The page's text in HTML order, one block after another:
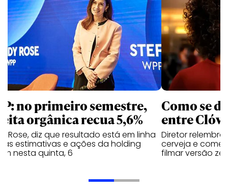
no primeiro semestre,
orgânica recua 5,6%
Rose, diz que resultado está em linha
as estimativas e ações da holding
nesta quinta, 6
Como se
entre
Diretor
cerveja e
filmar versão